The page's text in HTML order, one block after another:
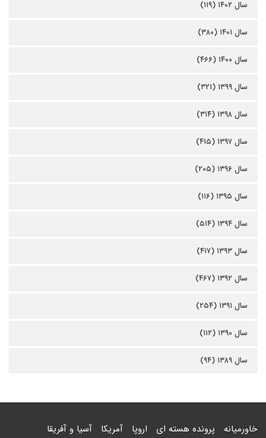
سال ۱۴۰۲ (۱۱۹)
سال ۱۴۰۱ (۳۸۰)
سال ۱۴۰۰ (۴۶۶)
سال ۱۳۹۹ (۳۲۱)
سال ۱۳۹۸ (۳۱۴)
سال ۱۳۹۷ (۴۱۵)
سال ۱۳۹۶ (۲۰۵)
سال ۱۳۹۵ (۱۱۶)
سال ۱۳۹۴ (۵۱۴)
سال ۱۳۹۳ (۴۱۷)
سال ۱۳۹۲ (۴۶۷)
سال ۱۳۹۱ (۲۵۴)
سال ۱۳۹۰ (۱۱۲)
سال ۱۳۸۹ (۹۴)
خاورمیانه پرونده هسته ای اروپا آمریکا آسیا و آفریقا